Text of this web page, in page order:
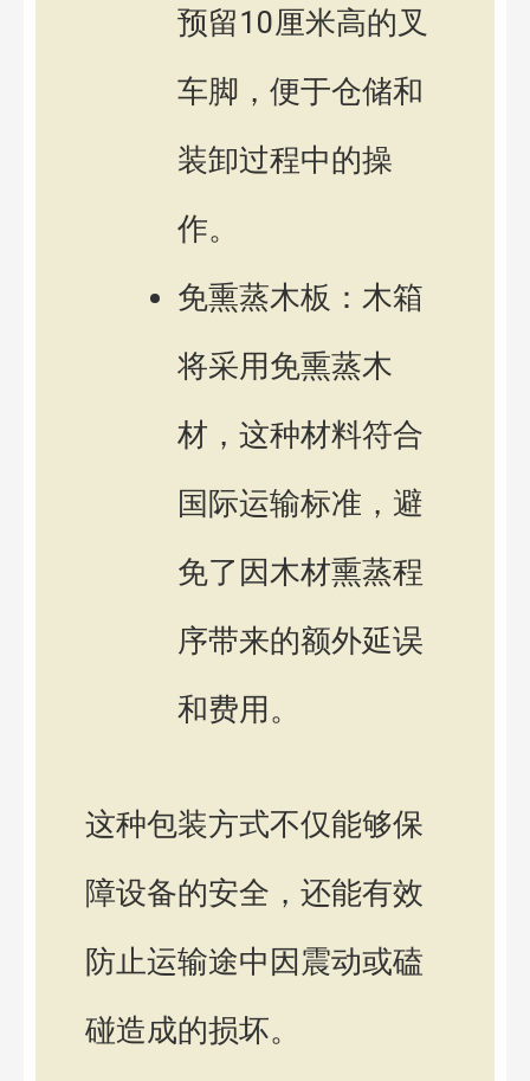
预留10厘米高的叉
车脚，便于仓储和
装卸过程中的操
作。
免熏蒸木板：木箱
将采用免熏蒸木
材，这种材料符合
国际运输标准，避
免了因木材熏蒸程
序带来的额外延误
和费用。
这种包装方式不仅能够保
障设备的安全，还能有效
防止运输途中因震动或磕
碰造成的损坏。